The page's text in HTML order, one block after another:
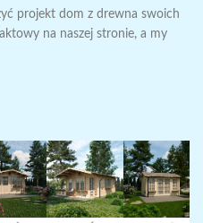
projekt dom z drewna swoich
na naszej stronie, a my